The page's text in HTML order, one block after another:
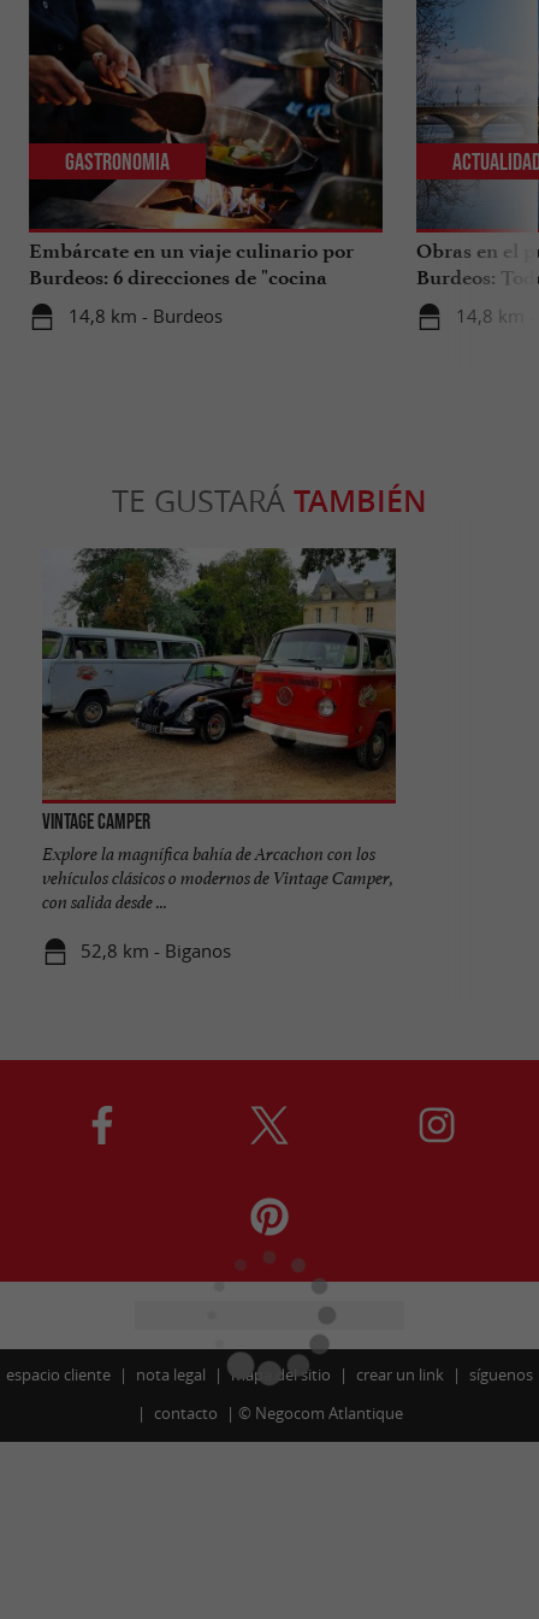
Embárcate en un viaje culinario por
Burdeos: 6 direcciones de "cocina
internacional"
14,8 km - Burdeos
Gastronomia
Obras en el
Burdeos:
tus viajes en
14,8 km
TE GUSTARÁ TAMBIÉN
Vintage Camper
Explore la magnífica bahía de Arcachon con los
vehículos clásicos o modernos de Vintage Camper,
con salida desde ...
52,8 km - Biganos
espacio cliente nota legal mapa del sitio crear un link
síguenos
contacto
© Negocom Atlantique